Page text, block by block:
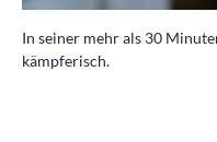
In seiner mehr als 30
kämpferisch.